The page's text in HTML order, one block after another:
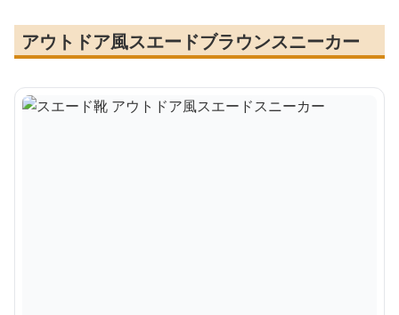
アウトドア風スエードブラウンスニーカー